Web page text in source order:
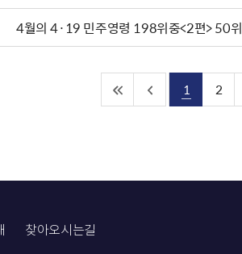
4월의 4·19 민주영령 198위중<2편> 50위
1 2
찾아오시는길